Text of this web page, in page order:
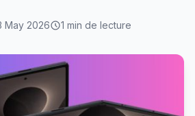
May 2026 1 min de lecture